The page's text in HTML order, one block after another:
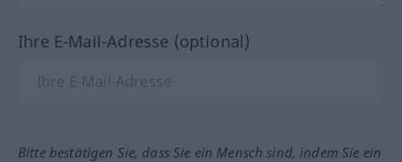
Ihre E-Mail-Adresse (optional)
Bitte bestätigen Sie, dass Sie ein Mensch sind, indem Sie ein